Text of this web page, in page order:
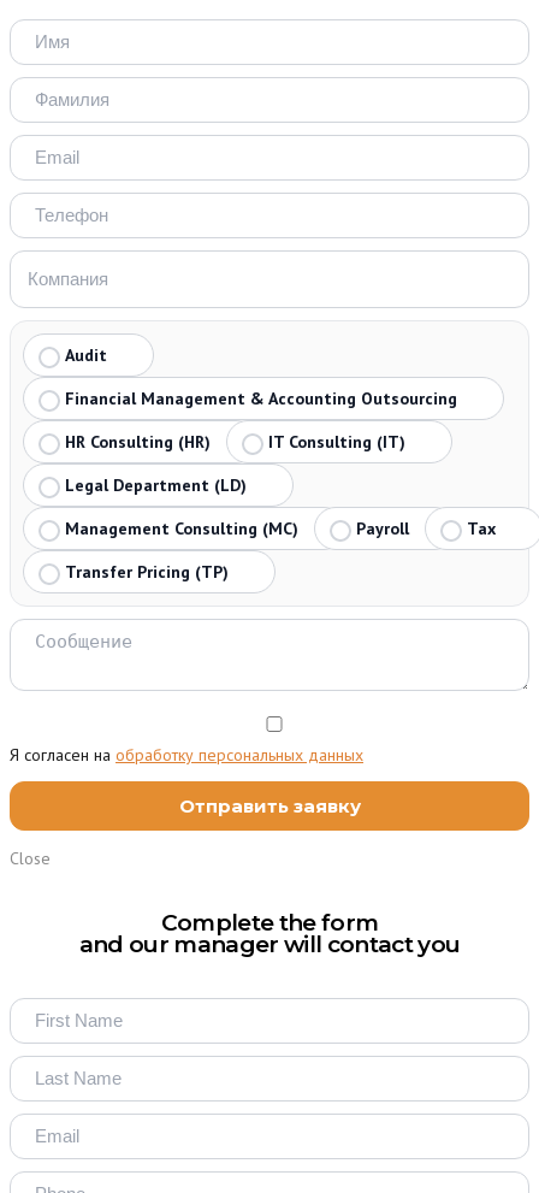
Audit
Financial Management & Accounting Outsourcing
HR Consulting (HR)
IT Consulting (IT)
Legal Department (LD)
Management Consulting (MC)
Payroll
Tax
Transfer Pricing (TP)
Я согласен на обработку персональных данных
Close
Complete the form
and our manager will contact you